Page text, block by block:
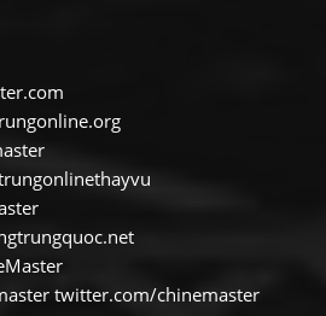
twitter.com/chinemaster